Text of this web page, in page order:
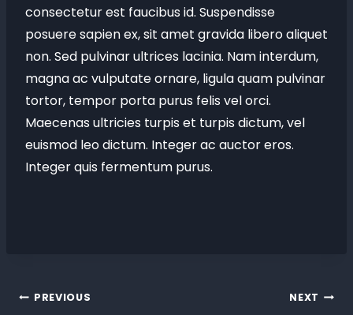
consectetur est faucibus id. Suspendisse
posuere sapien ex, sit amet gravida libero aliquet
non. Sed pulvinar ultrices lacinia. Nam interdum,
magna ac vulputate ornare, ligula quam pulvinar
tortor, tempor porta purus felis vel orci.
Maecenas ultricies turpis et turpis dictum, vel
euismod leo dictum. Integer ac auctor eros.
Integer quis fermentum purus.
PREVIOUS NEXT